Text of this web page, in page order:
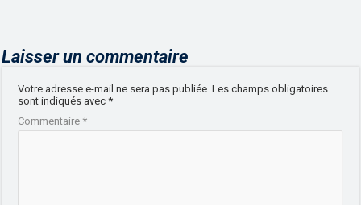
Laisser un commentaire
Votre adresse e-mail ne sera pas publiée. Les champs obligatoires
sont indiqués avec*
Commentaire*